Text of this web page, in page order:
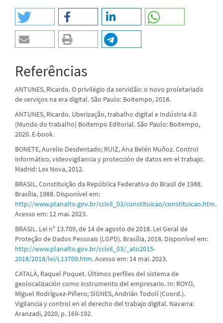
Referências
ANTUNES, Ricardo. O privilégio da servidão: o novo proletariado
de serviços na era digital. São Paulo: Boitempo, 2018.
ANTUNES, Ricardo. Uberização, trabalho digital e Indústria 4.0
(Mundo do trabalho) Boitempo Editorial. São Paulo: Boitempo,
2020. E-book.
BONETE, Aurelio Desdentado; RUIZ, Ana Belén Muñoz. Control
informático, videovigilancia y protección de datos em el trabajo.
Madrid: Lex Nova, 2012.
BRASIL. Constituição da República Federativa do Brasil de 1988.
Brasília, 1988. Disponível em:
http://www.planalto.gov.br/ccivil_03/constituicao/constituicao.htm.
Acesso em: 12 mai. 2023.
BRASIL. Lei n° 13.709, de 14 de agosto de 2018. Lei Geral de
Proteção de Dados Pessoais (LGPD). Brasília, 2018. Disponível em:
http://www.planalto.gov.br/ccivil_03/_ato2015-
2018/2018/lei/L13709.htm. Acesso em: 14 mai. 2023.
CATALÁ, Raquel Poquet. Últimos perfiles del sistema de
geolocalización como instrumento del empresario. In: ROYO,
Miguel Rodríguez-Piñero; SIGNES, Andrián Todolí (Coord.).
Vigilancia y control en el derecho del trabajo digital. Navarra:
Aranzadi, 2020, p. 169-192.